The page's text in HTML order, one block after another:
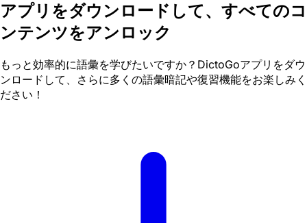
アプリをダウンロードして、すべてのコ
ンテンツをアンロック
もっと効率的に語彙を学びたいですか？DictoGoアプリをダウ
ンロードして、さらに多くの語彙暗記や復習機能をお楽しみく
ださい！